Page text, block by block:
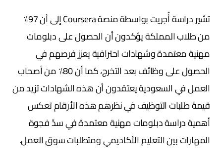
تشير دراسة أُجريت بواسطة منصة Coursera إلى أن 97٪
من طلاب المملكة يؤكدون أن الحصول على دبلومات
مهنية معتمدة وشهادات احترافية يعزز فرصهم في
الحصول على وظائف بعد التخرج، كما أن 80٪ من أصحاب
العمل في السعودية يعتقدون أن هذه الشهادات تزيد من
قيمة طلبات التوظيف في نظرهم هذه الأرقام تعكس
أهمية دراسة دبلومات مهنية معتمدة في سدّ فجوة
المهارات بين التعليم الأكاديمي ومتطلبات سوق العمل.